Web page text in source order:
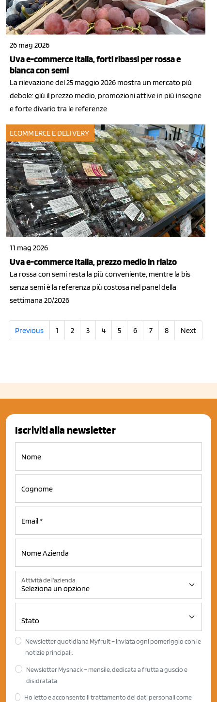
26 mag 2026
Uva e-commerce Italia, forti ribassi per rossa e
bianca con semi
La rilevazione del 25 maggio 2026 mostra un mercato più
debole: giù il prezzo medio, promozioni attive in più insegne
e forte divario tra le referenze
ECOMMERCE E DELIVERY
11 mag 2026
Uva e-commerce Italia, prezzo medio in rialzo
La rossa con semi resta la più conveniente, mentre la bis
senza semi è la referenza più costosa nel panel della
settimana 20/2026
Previous 1 2 3 4 5 6 7 8 Next
Iscriviti alla newsletter
Attività dell'azienda
Newsletter quotidiana Myfruit – inviata ogni pomeriggio con le
notizie principali.
Newsletter Mysnack – mensile, dedicata a frutta a guscio e
disidratata
Ho letto e acconsento il trattamento dei dati personali come